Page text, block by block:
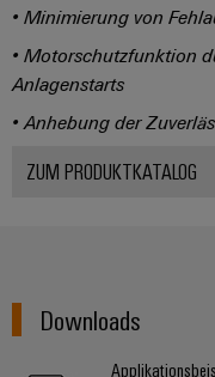
• Minimierung von
• Motorschutzfunktion
Anlagenstarts
• Anhebung der
ZUM PRODUKTKATALOG
Downloads